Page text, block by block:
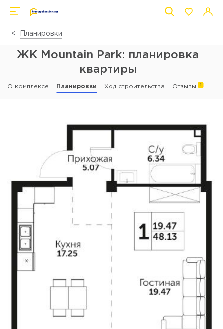
Планировки
ЖК Mountain Park: планировка
квартиры
О комплексе Планировки Ход строительства Отзывы 1